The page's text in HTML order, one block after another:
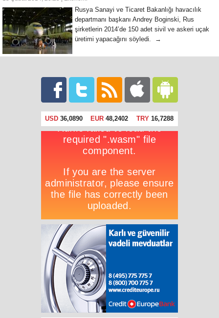
Rusya Sanayi ve Ticaret Bakanlığı havacılık
departmanı başkanı Andrey Boginski, Rus
şirketlerin 2014’de 150 adet sivil ve askeri uçak
üretimi yapacağını söyledi. →
USD 36,0890 EUR 48,2402 TRY 16,7288